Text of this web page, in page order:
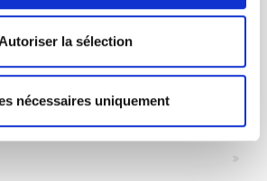
Autoriser la sélection
nécessaires uniquement